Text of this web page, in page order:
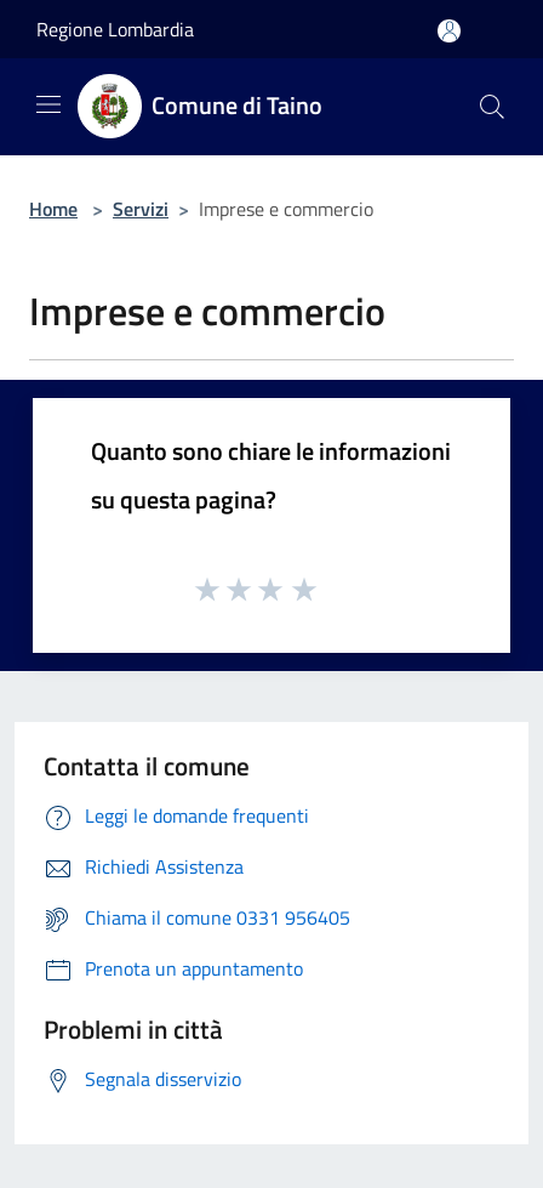
Regione Lombardia
Comune di Taino
Home > Servizi > Imprese e commercio
Imprese e commercio
Quanto sono chiare le informazioni
su questa pagina?
Contatta il comune
Leggi le domande frequenti
Richiedi Assistenza
Chiama il comune 0331 956405
Prenota un appuntamento
Problemi in città
Segnala disservizio